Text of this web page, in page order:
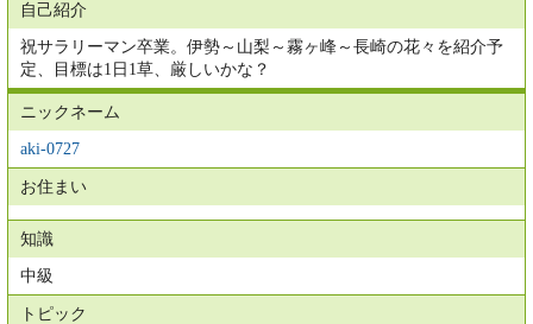
自己紹介
祝サラリーマン卒業。伊勢～山梨～霧ヶ峰～長崎の花々を紹介予
定、目標は1日1草、厳しいかな？
ニックネーム
aki-0727
お住まい
知識
中級
トピック